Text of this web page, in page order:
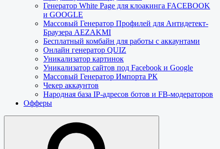
Генератор White Page для клоакинга FACEBOOK
и GOOGLE
Массовый Генератор Профилей для Антидетект-
Браузера AEZAKMI
Бесплатный комбайн для работы с аккаунтами
Онлайн генератор QUIZ
Уникализатор картинок
Уникализатор сайтов под Facebook и Google
Массовый Генератор Импорта РК
Чекер аккаунтов
Народная база IP-адресов ботов и FB-модераторов
Офферы